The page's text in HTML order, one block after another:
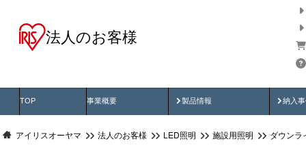
法人のお客様
TOP 事業概要 製品情報
製品動画 納入
納
アイリスオーヤマ 法人のお客様 LED照明 施設用照明 ダウンラ